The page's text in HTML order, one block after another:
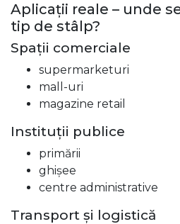
Aplicații reale – unde
tip de stâlp?
Spații comerciale
supermarketuri
mall-uri
magazine retail
Instituții publice
primării
ghișee
centre administrative
Transport și logistică